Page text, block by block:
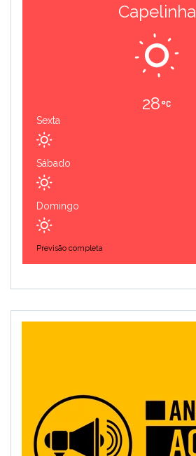
Capelinha
28
Sexta
Sábado
Domingo
Previsão completa